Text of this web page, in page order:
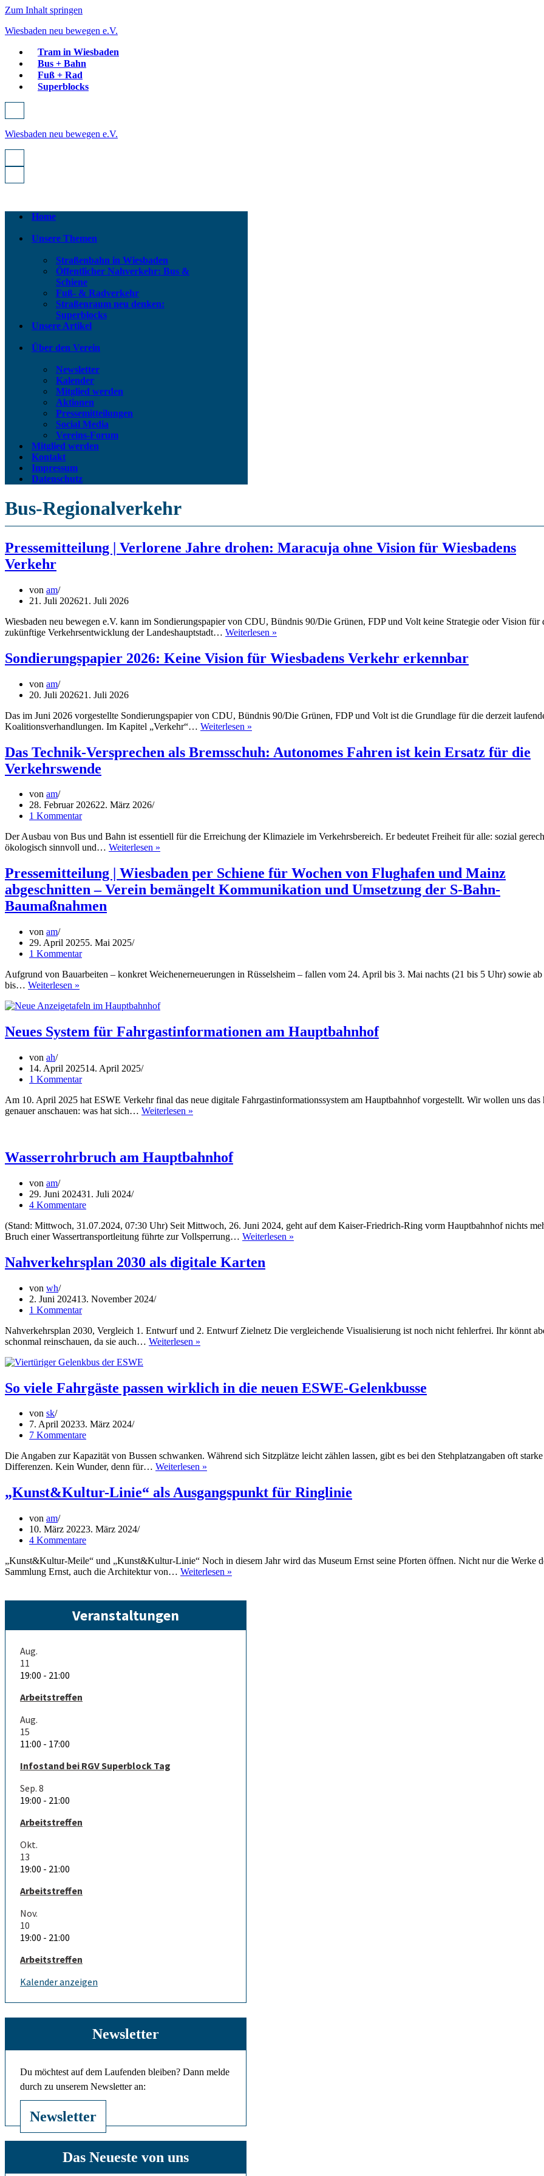
Zum Inhalt springen
Wiesbaden neu bewegen e.V.
Tram in Wiesbaden
Bus + Bahn
Fuß + Rad
Superblocks
Navigationsmenü
Wiesbaden neu bewegen e.V.
Navigationsmenü
Navigationsmenü
Home
Unsere Themen
Straßenbahn in Wiesbaden
Öffentlicher Nahverkehr: Bus &
Schiene
Fuß- & Radverkehr
Straßenraum neu denken:
Superblocks
Unsere Artikel
Über den Verein
Newsletter
Kalender
Mitglied werden
Aktionen
Pressemitteilungen
Social Media
Vereins-Forum
Mitglied werden
Kontakt
Impressum
Datenschutz
Bus-Regionalverkehr
Pressemitteilung | Verlorene Jahre drohen: Maracuja ohne Vision für Wiesbadens
Verkehr
von am
21. Juli 202621. Juli 2026
Wiesbaden neu bewegen e.V. kann im Sondierungspapier von CDU, Bündnis 90/Die Grünen, FDP und Volt keine Strategie oder Vision für
zukünftige Verkehrsentwicklung der Landeshauptstadt… Weiterlesen »
Verlorene
Jahre
für
Sondierungspapier 2026: Keine Vision für Wiesbadens Verkehr erkennbar
von am
20. Juli 202621. Juli 2026
Das im Juni 2026 vorgestellte Sondierungspapier von CDU, Bündnis 90/Die Grünen, FDP und Volt ist die Grundlage für die derzeit
Koalitionsverhandlungen. Im Kapitel „Verkehr“… Weiterlesen »
Keine
Vision
Das Technik-Versprechen als Bremsschuh: Autonomes Fahren ist kein Ersatz für die
Verkehrswende
von am
28. Februar 202622. März 2026
1 Kommentar
Der Ausbau von Bus und Bahn ist essentiell für die Erreichung der Klimaziele im Verkehrsbereich. Er bedeutet Freiheit für alle: sozial
ökologisch sinnvoll und… Weiterlesen »
Versprechen
als
Bremsschuh:
Verkehrswende
Pressemitteilung | Wiesbaden per Schiene für Wochen von Flughafen und Mainz
abgeschnitten – Verein bemängelt Kommunikation und Umsetzung der S-Bahn-
Baumaßnahmen
von am
29. April 20255. Mai 2025
1 Kommentar
Aufgrund von Bauarbeiten – konkret Weichenerneuerungen in Rüsselsheim – fallen vom 24. April bis 3. Mai nachts (21 bis 5 Uhr) sowie ab
bis… Weiterlesen »
Wiesbaden
Schiene
für
Flughafen
und
abgeschnitten
–
und
S-
Bahn-
Neues System für Fahrgastinformationen am Hauptbahnhof
von ah
14. April 202514. April 2025
1 Kommentar
Am 10. April 2025 hat ESWE Verkehr final das neue digitale Fahrgastinformationssystem am Hauptbahnhof vorgestellt. Wir wollen uns das
genauer anschauen: was hat sich… Weiterlesen »
am
Hauptbahnhof
Wasserrohrbruch am Hauptbahnhof
von am
29. Juni 202431. Juli 2024
4 Kommentare
(Stand: Mittwoch, 31.07.2024, 07:30 Uhr) Seit Mittwoch, 26. Juni 2024, geht auf dem Kaiser-Friedrich-Ring vorm Hauptbahnhof nichts
Bruch einer Wassertransportleitung führte zur Vollsperrung… Weiterlesen »
Nahverkehrsplan 2030 als digitale Karten
von wh
2. Juni 202413. November 2024
1 Kommentar
Nahverkehrsplan 2030, Vergleich 1. Entwurf und 2. Entwurf Zielnetz Die vergleichende Visualisierung ist noch nicht fehlerfrei. Ihr könnt
schonmal reinschauen, da sie auch… Weiterlesen »
Karten
So viele Fahrgäste passen wirklich in die neuen ESWE-Gelenkbusse
von sk
7. April 20233. März 2024
7 Kommentare
Die Angaben zur Kapazität von Bussen schwanken. Während sich Sitzplätze leicht zählen lassen, gibt es bei den Stehplatzangaben oft starke
Differenzen. Kein Wunder, denn für… Weiterlesen »
Fahrgäste
passen
Gelenkbusse
„Kunst&Kultur-Linie“ als Ausgangspunkt für Ringlinie
von am
10. März 20223. März 2024
4 Kommentare
„Kunst&Kultur-Meile“ und „Kunst&Kultur-Linie“ Noch in diesem Jahr wird das Museum Ernst seine Pforten öffnen. Nicht nur die Werke
Sammlung Ernst, auch die Architektur von… Weiterlesen »
Ausgangspunkt
Veranstaltungen
Aug.
11
19:00 - 21:00
Arbeitstreffen
Aug.
15
11:00 - 17:00
Infostand bei RGV Superblock Tag
Sep. 8
19:00 - 21:00
Arbeitstreffen
Okt.
13
19:00 - 21:00
Arbeitstreffen
Nov.
10
19:00 - 21:00
Arbeitstreffen
Kalender anzeigen
Newsletter
Du möchtest auf dem Laufenden bleiben? Dann melde
durch zu unserem Newsletter an:
Newsletter